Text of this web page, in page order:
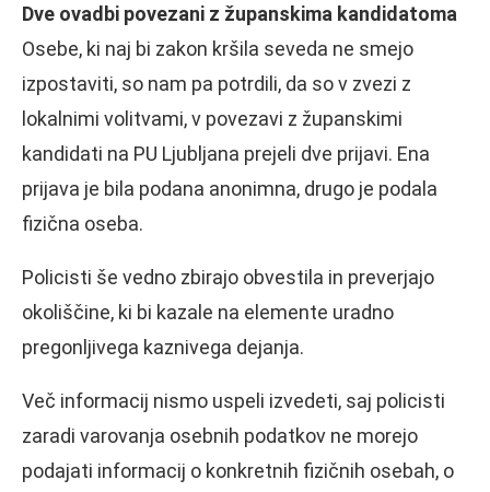
Dve ovadbi povezani z županskima kandidatoma
Osebe, ki naj bi zakon kršila seveda ne smejo
izpostaviti, so nam pa potrdili, da so v zvezi z
lokalnimi volitvami, v povezavi z županskimi
kandidati na PU Ljubljana prejeli dve prijavi. Ena
prijava je bila podana anonimna, drugo je podala
fizična oseba.
Policisti še vedno zbirajo obvestila in preverjajo
okoliščine, ki bi kazale na elemente uradno
pregonljivega kaznivega dejanja.
Več informacij nismo uspeli izvedeti, saj policisti
zaradi varovanja osebnih podatkov ne morejo
podajati informacij o konkretnih fizičnih osebah, o